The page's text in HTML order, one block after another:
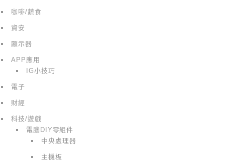
咖啡/蔬食
資安
顯示器
APP應用
IG小技巧
電子
財經
科技/遊戲
電腦DIY零組件
中央處理器
主機板